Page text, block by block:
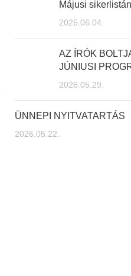
Májusi
2026.06.04.
AZ ÍRÓK
JÚNIUSI
2026.05.29.
ÜNNEPI NYITVATARTÁS
2026.05.22.